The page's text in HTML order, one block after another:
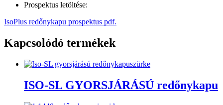
Prospektus letöltése:
IsoPlus redőnykapu prospektus pdf.
Kapcsolódó termékek
ISO-SL GYORSJÁRÁSÚ redőnykapu